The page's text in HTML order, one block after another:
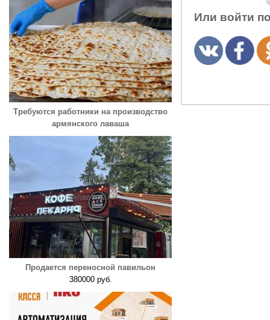
Требуются работники на производство
армянского лаваша
Продается переносной павильон
380000 руб.
Или войти